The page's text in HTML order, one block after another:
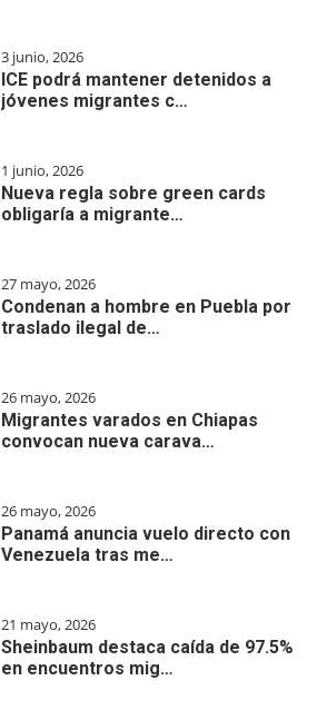
3 junio, 2026
ICE podrá mantener detenidos a
jóvenes migrantes c…
1 junio, 2026
Nueva regla sobre green cards
obligaría a migrante…
27 mayo, 2026
Condenan a hombre en Puebla por
traslado ilegal de…
26 mayo, 2026
Migrantes varados en Chiapas
convocan nueva carava…
26 mayo, 2026
Panamá anuncia vuelo directo con
Venezuela tras me…
21 mayo, 2026
Sheinbaum destaca caída de 97.5%
en encuentros mig…